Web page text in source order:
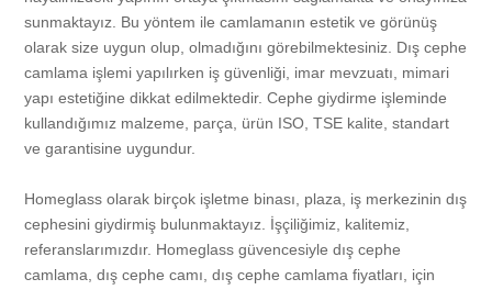
Pencere Camı Tamiri
Katlanır Cam Sistemleri Tamiri
Ofis Cam Bölme Uygulaması
Camcı
Arnavutköy
Avcılar
Alüminyum Doğrama
Ataşehir
Arnavutköy
Küpeşte
sunmaktayız. Bu yöntem ile camlamanın estetik ve görünüş
olarak size uygun olup, olmadığını görebilmektesiniz. Dış cephe
camlama işlemi yapılırken iş güvenliği, imar mevzuatı, mimari
yapı estetiğine dikkat edilmektedir. Cephe giydirme işleminde
kullandığımız malzeme, parça, ürün ISO, TSE kalite, standart
ve garantisine uygundur.
Homeglass olarak birçok işletme binası, plaza, iş merkezinin dış
cephesini giydirmiş bulunmaktayız. İşçiliğimiz, kalitemiz,
referanslarımızdır. Homeglass güvencesiyle dış cephe
camlama, dış cephe camı, dış cephe camlama fiyatları, için